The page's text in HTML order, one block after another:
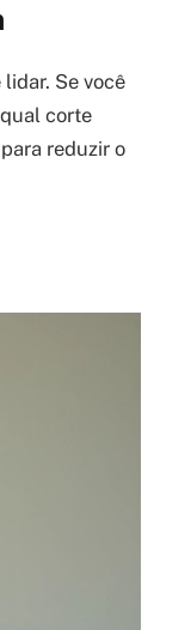
Se você
corte
reduzir o